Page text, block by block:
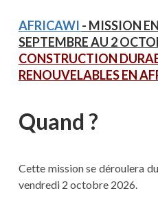
AFRICAWI - MISSION
SEPTEMBRE AU 2
CONSTRUCTION
RENOUVELABLES EN
Quand ?
Cette mission se déroulera
vendredi 2 octobre 2026.